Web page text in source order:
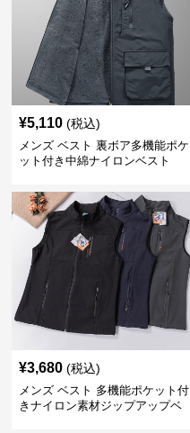
¥5,110 (税込)
メンズ ベスト 裏ボア多機能ポケ
ット付き中綿ナイロンベスト
¥3,680 (税込)
メンズ ベスト 多機能ポケット付
きナイロン素材ジップアップベ